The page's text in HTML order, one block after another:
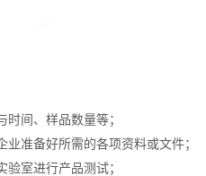
间、样品数量等；
准备好所需的各项资料或文件；
室进行产品测试；